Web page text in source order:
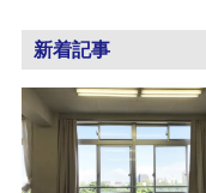
新着記事